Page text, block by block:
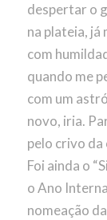
despertar o
na plateia, já
com
quando me
com um
novo, iria.
pelo crivo da
Foi ainda o
o Ano
nomeação